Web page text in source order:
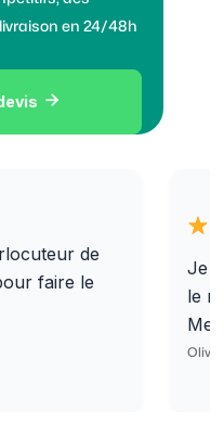
en 24/48h

de
faire le
Je
le